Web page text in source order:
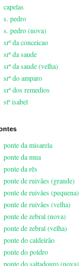
capelas
s. pedro
s. pedro (nova)
srª da conceicao
srª da saude
srª da saude (velha)
srª do amparo
srª dos remedios
stª isabel
ponte da misarela
ponte da mua
ponte da rês
ponte de ruivães (grande)
ponte de ruivães (pequena)
ponte de ruivães (velha)
ponte de zebral (nova)
ponte de zebral (velha)
ponte do caldeirão
ponte do poldro
ponte do saltadouro (nova)